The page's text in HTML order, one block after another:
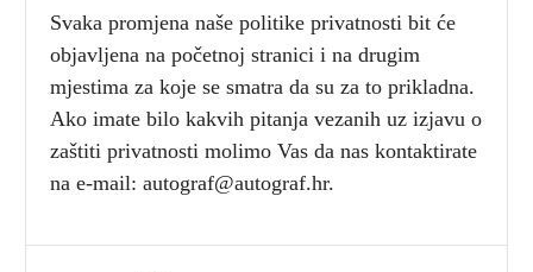
Svaka promjena naše politike privatnosti bit će
objavljena na početnoj stranici i na drugim
mjestima za koje se smatra da su za to prikladna.
Ako imate bilo kakvih pitanja vezanih uz izjavu o
zaštiti privatnosti molimo Vas da nas kontaktirate
na e-mail: autograf@autograf.hr.